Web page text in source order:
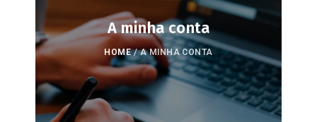
A minha conta
HOME/A MINHA CONTA